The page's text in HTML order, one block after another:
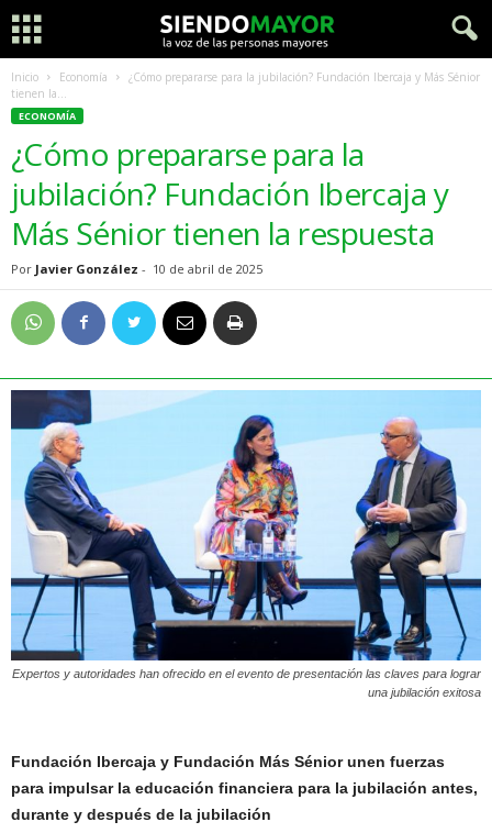
Inicio Economía
¿Cómo prepararse para la jubilación? Fundación Ibercaja y Más Sénior
tienen la...
ECONOMÍA
¿Cómo prepararse para la
jubilación? Fundación Ibercaja y
Más Sénior tienen la respuesta
Por Javier González - 10 de abril de 2025
Expertos y autoridades han ofrecido en el evento de presentación las claves para lograr
una jubilación exitosa
Fundación Ibercaja y Fundación Más Sénior unen fuerzas
para impulsar la educación financiera para la jubilación antes,
durante y después de la jubilación